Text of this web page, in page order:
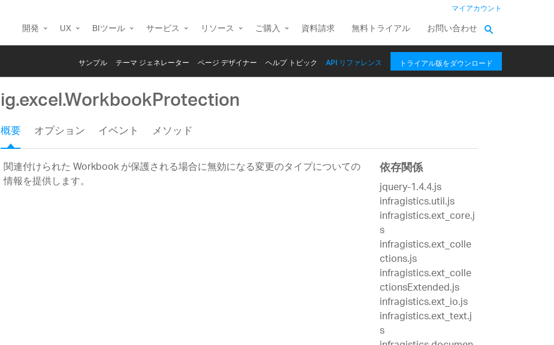
マイアカウント
開発 UX BIツール サービス リソース ご購入 資料請求 無料トライアル お問い合わせ
サンプル テーマ ジェネレーター ページ デザイナー ヘルプ トピック API リファレンス トライアル版をダウンロード
ig.excel.WorkbookProtection
概要 オプション イベント メソッド
関連付けられた Workbook が保護される場合に無効になる変更のタイプについての
情報を提供します。
依存関係
jquery-1.4.4.js
infragistics.util.js
infragistics.ext_core.j
s
infragistics.ext_colle
ctions.js
infragistics.ext_colle
ctionsExtended.js
infragistics.ext_io.js
infragistics.ext_text.j
s